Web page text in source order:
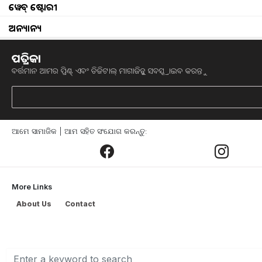
ୱେବ୍ ଷ୍ଟୋରୀ
ଅନ୍ୟାନ୍ୟ
ପତ୍ରିକା
ବର୍ତ୍ତମାନ ଆମର ପ୍ରିଣ୍ଟ୍ ଏବଂ ଡିଜିଟାଲ୍ ମାଗାଜିନ୍କୁ ସବସ୍କ୍ରାଇବ କରନ୍ତୁ
ଆମେ ସାମାଜିକ | ଆମ ସହିତ ସଂଯୋଗ କରନ୍ତୁ:
More Links
About Us
Contact
7th pay commission da hike in july 2022 may 4
କେନ୍ଦ୍ରୀୟ କର୍ମଚାରୀଙ୍କ ପାଇଁ ଜାନୁଆରୀ
। ଜାନୁଆରୀରେ
ମହଙ୍ଗା ଭତ୍ତା ବୃଦ୍ଧିକରିବାକୁ
ଏପ୍ରିଲରେ ଏହାକୁ ବକେୟା ଅର୍ଥ ପ୍ରଦାନ
କରାଯାଇପାରିବ । ମାର୍ଚ୍ଚରେ ଆସିଥିବା ଅଲ୍